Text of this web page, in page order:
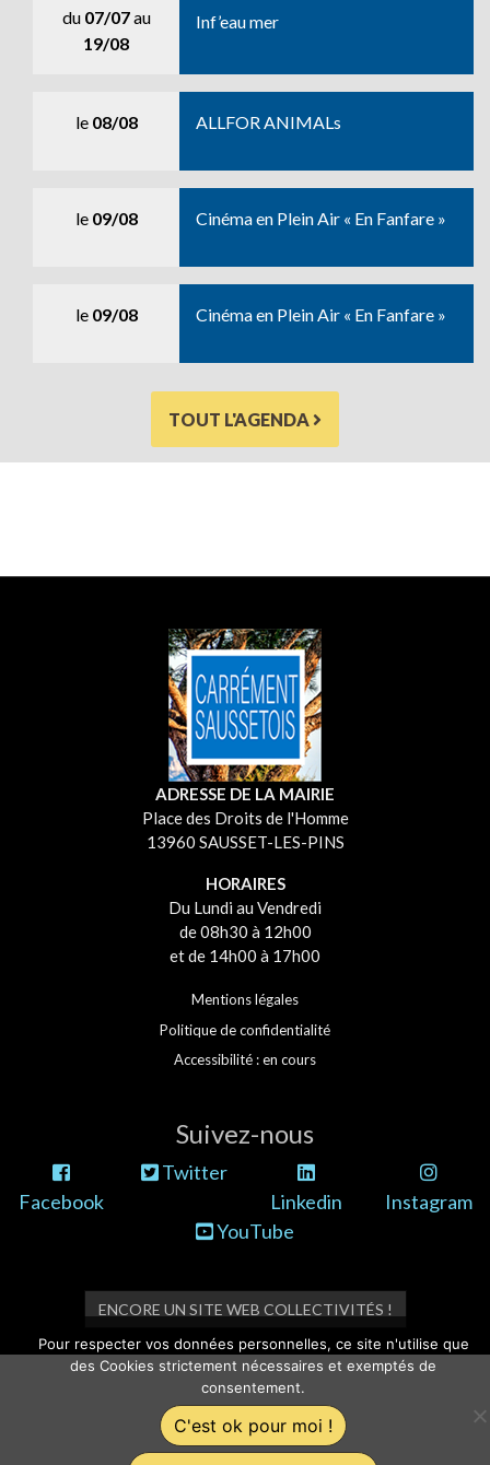
du 07/07au
19/08
Inf’eau mer
le 08/08 ALLFOR ANIMALs
le 09/08 Cinéma en Plein Air « En Fanfare »
le 09/08 Cinéma en Plein Air « En Fanfare »
TOUT L'AGENDA
ADRESSE DE LA MAIRIE
Place des Droits de l'Homme
13960 SAUSSET-LES-PINS
HORAIRES
Du Lundi au Vendredi
de 08h30 à 12h00
et de 14h00 à 17h00
Mentions légales
Politique de confidentialité
Accessibilité : en cours
Suivez-nous
Facebook
Twitter
Linkedin
Instagram
YouTube
ENCORE UN SITE WEB COLLECTIVITÉS !
Pour respecter vos données personnelles, ce site n'utilise que
des Cookies strictement nécessaires et exemptés de
consentement.
C'est ok pour moi !